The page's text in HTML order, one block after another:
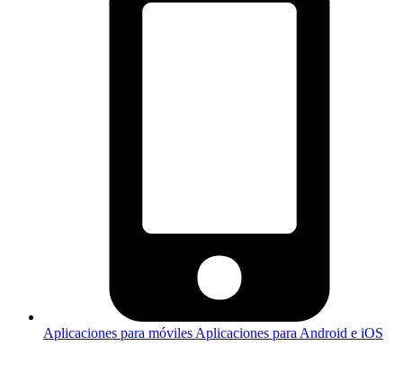
Aplicaciones para móviles Aplicaciones para Android e iOS